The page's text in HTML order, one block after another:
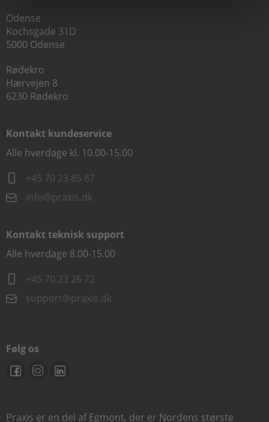
Odense
Kochsgade 31D
5000 Odense
Rødekro
Hærvejen 8
6230 Rødekro
Kontakt kundeservice
Alle hverdage kl. 10.00-15.00
+45 70 23 85 87
info@praxis.dk
Kontakt teknisk support
Alle hverdage 8.00-15.00
+45 70 23 26 72
support@praxis.dk
Følg os
Praxis er en del af Egmont, der er Nordens største